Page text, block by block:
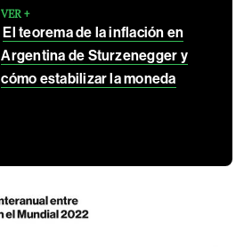
VER +
El teorema de la inflación en
Argentina de Sturzenegger y
cómo estabilizar la moneda